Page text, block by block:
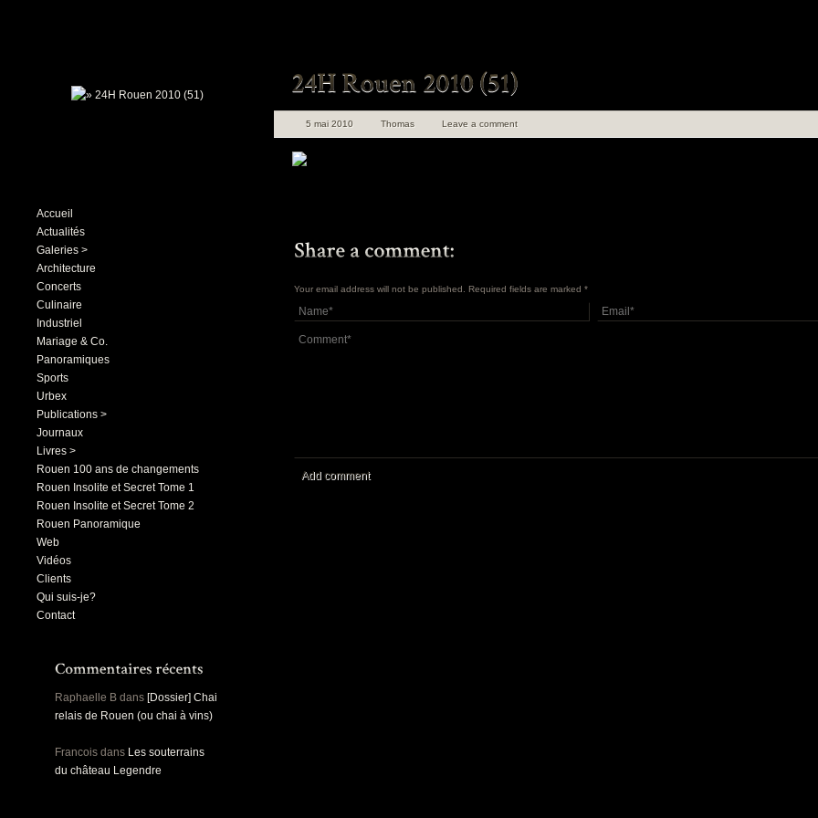
Accueil
Actualités
Galeries >
Architecture
Concerts
Culinaire
Industriel
Mariage & Co.
Panoramiques
Sports
Urbex
Publications >
Journaux
Livres >
Rouen 100 ans de changements
Rouen Insolite et Secret Tome 1
Rouen Insolite et Secret Tome 2
Rouen Panoramique
Web
Vidéos
Clients
Qui suis-je?
Contact
Raphaelle B dans [Dossier] Chai
relais de Rouen (ou chai à vins)
Francois dans Les souterrains
du château Legendre
5 mai 2010 Thomas Leave a comment
Your email address will not be published. Required fields are marked *
Add comment